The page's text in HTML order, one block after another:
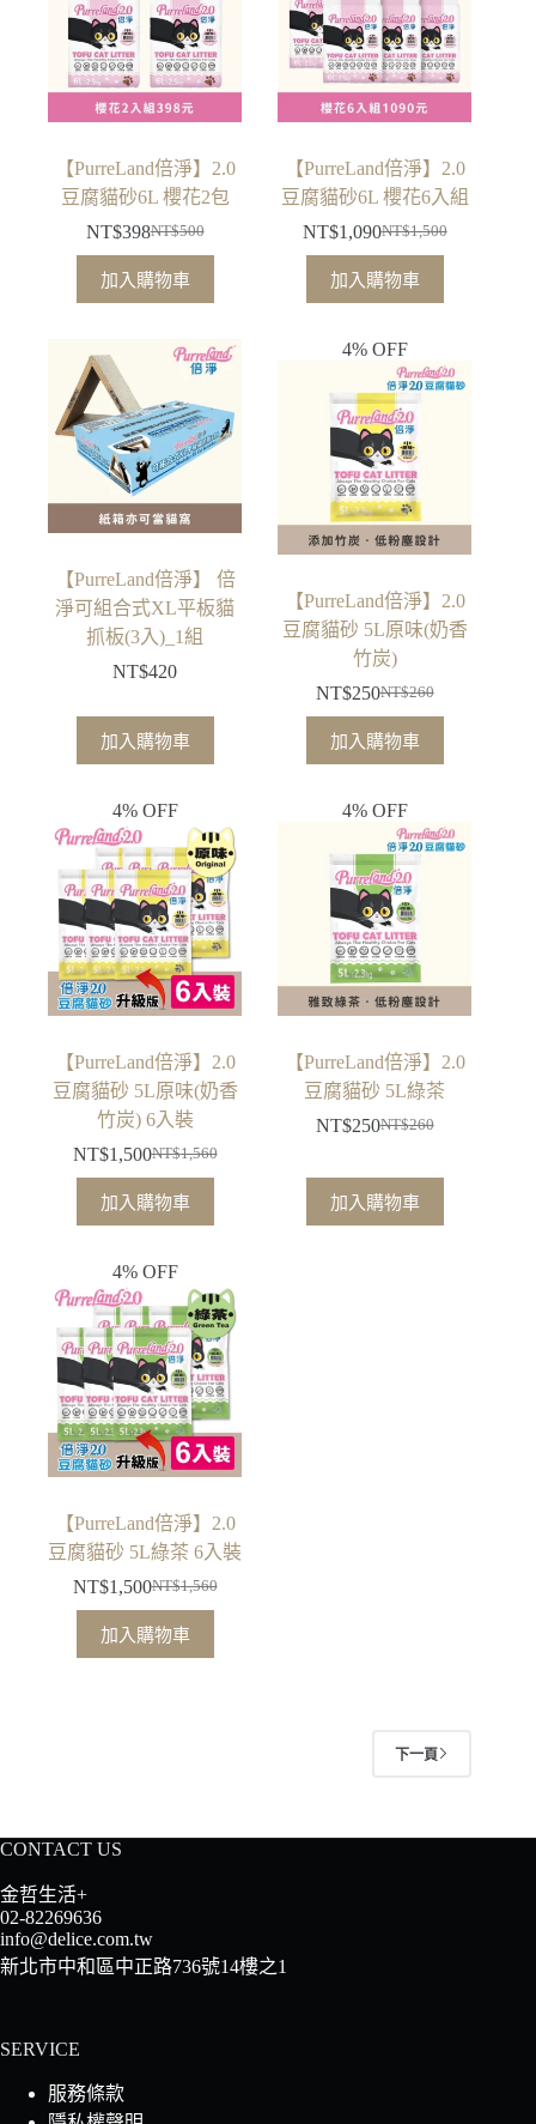
【PurreLand倍淨】2.0
豆腐貓砂6L 櫻花2包
NT$500
始
價
NT$500。
NT$398
前
價
NT$398。
加入購物車
【PurreLand倍淨】2.0
豆腐貓砂6L 櫻花6入組
NT$1,500
始
價
NT$1,500。
NT$1,090
前
價
NT$1,090。
加入購物車
【PurreLand倍淨】 倍
淨可組合式XL平板貓
抓板(3入)_1組
NT$420
加入購物車
4% OFF
【PurreLand倍淨】2.0
豆腐貓砂 5L原味(奶香
竹炭)
NT$260
始
價
NT$260。
NT$250
前
價
NT$250。
加入購物車
4% OFF
【PurreLand倍淨】2.0
豆腐貓砂 5L原味(奶香
竹炭) 6入裝
NT$1,560
始
價
NT$1,560。
NT$1,500
前
價
NT$1,500。
加入購物車
4% OFF
【PurreLand倍淨】2.0
豆腐貓砂 5L綠茶
NT$260
價
格：
NT$250
價
格：
加入購物車
4% OFF
【PurreLand倍淨】2.0
豆腐貓砂 5L綠茶 6入裝
NT$1,560
始
價
NT$1,500
前
價
加入購物車
下一頁
CONTACT US
金哲生活+
02-82269636
info@delice.com.tw
新北市中和區中正路736號14樓之1
SERVICE
服務條款